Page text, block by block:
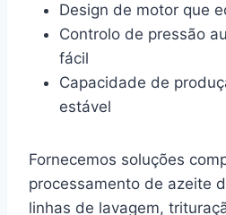
Design de motor que
Controlo de pressão
fácil
Capacidade de
estável
Fornecemos soluções
processamento de azeite
linhas de lavagem,